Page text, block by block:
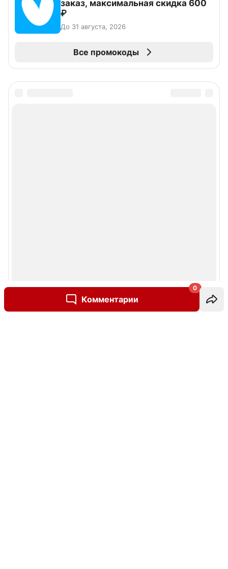
Комментарии
0
заказ, максимальная скидка 600
₽
До 31 августа, 2026
Все промокоды